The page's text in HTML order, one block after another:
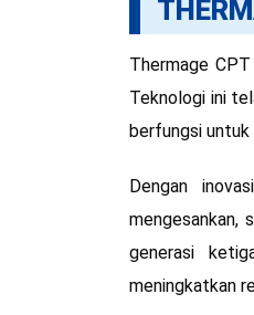
Thermage
Teknologi ini
berfungsi
Dengan
mengesankan,
generasi
meningkatkan